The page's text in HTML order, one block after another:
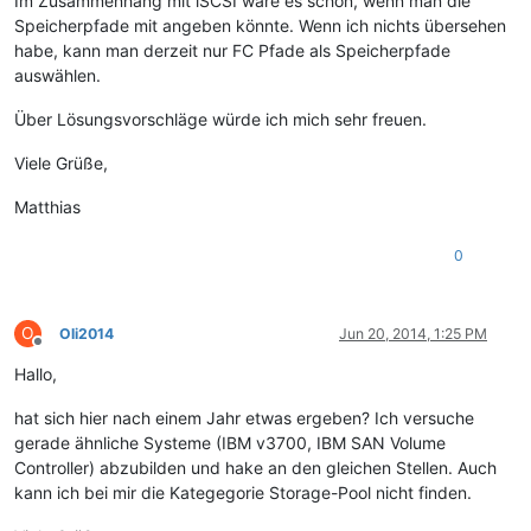
Speicherpfade mit angeben könnte. Wenn ich nichts übersehen
habe, kann man derzeit nur FC Pfade als Speicherpfade
auswählen.
Über Lösungsvorschläge würde ich mich sehr freuen.
Viele Grüße,
Matthias
0
O
Offline
Oli2014 Jun 20, 2014, 1:25 PM
Hallo,
hat sich hier nach einem Jahr etwas ergeben? Ich versuche
gerade ähnliche Systeme (IBM v3700, IBM SAN Volume
Controller) abzubilden und hake an den gleichen Stellen. Auch
kann ich bei mir die Kategegorie Storage-Pool nicht finden.